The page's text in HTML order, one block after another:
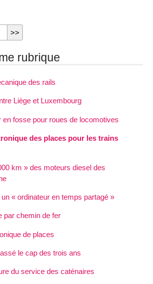
rubrique
des rails
Liège et Luxembourg
en fosse pour roues de locomotives
des places pour les trains
km » des moteurs diesel des
« ordinateur en temps partagé »
par chemin de fer
de places
le cap des trois ans
du service des caténaires